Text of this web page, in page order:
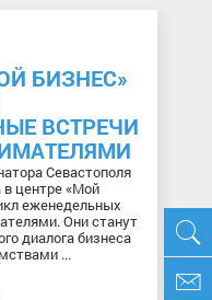
БИЗНЕС»
ВСТРЕЧИ
Севастополя
центре «Мой
еженедельных
Они станут
диалога бизнеса
...